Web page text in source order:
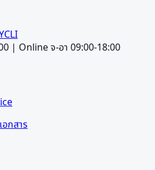
| Online จ-อา 09:00-18:00
อกสาร